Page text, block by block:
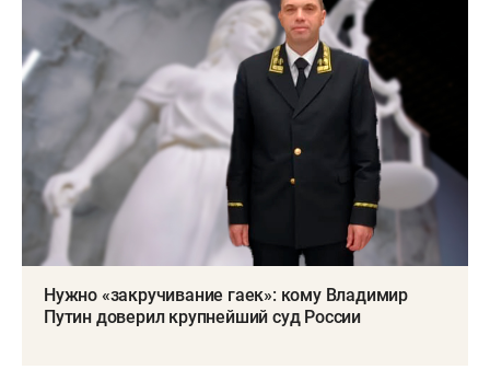
Нужно «закручивание гаек»: кому Владимир
Путин доверил крупнейший суд России